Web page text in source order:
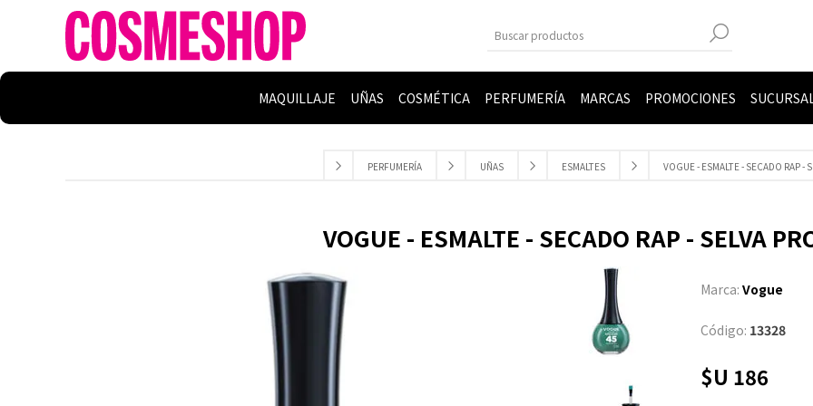
MAQUILLAJE UÑAS COSMÉTICA PERFUMERÍA MARCAS PROMOCIONES
PERFUMERÍA UÑAS ESMALTES VOGUE - ESMALTE - SECADO RAP -
VOGUE - ESMALTE - SECADO RAP - SELVA
Marca: Vogue
Código: 13328
$U 186